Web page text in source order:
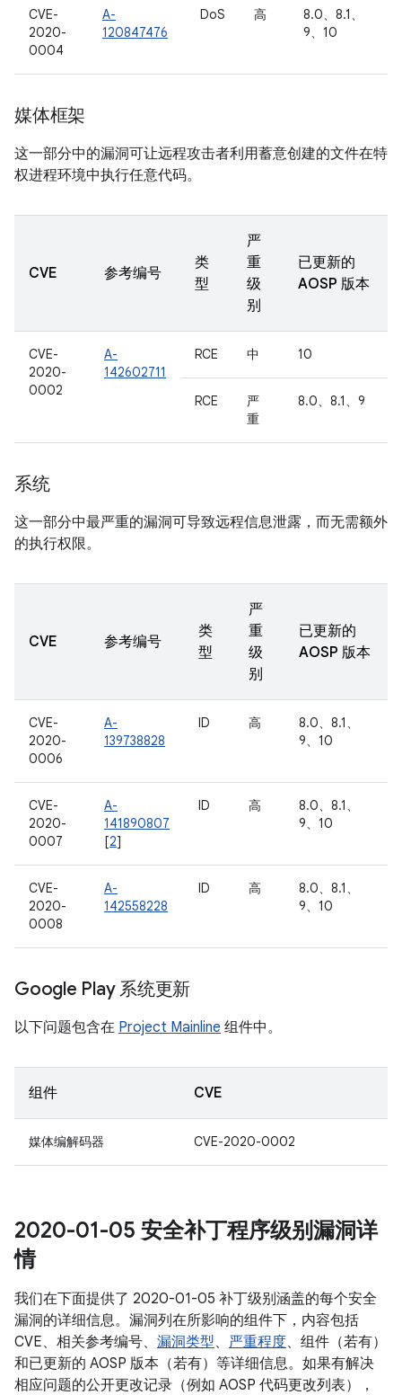
CVE-
2020-
0004
A-
120847476
DoS 高
8.0、8.1、
9、10
媒体框架
这一部分中的漏洞可让远程攻击者利用蓄意创建的文件在特
权进程环境中执行任意代码。
CVE 参考编号
类
型
严
重
级
别
已更新的
AOSP 版本
CVE-
2020-
0002
A-
142602711
RCE 中 10
RCE
严
重
8.0、8.1、9
系统
这一部分中最严重的漏洞可导致远程信息泄露，而无需额外
的执行权限。
CVE 参考编号
类
型
严
重
级
别
已更新的
AOSP 版本
CVE-
2020-
0006
A-
139738828
ID 高
8.0、8.1、
9、10
CVE-
2020-
0007
A-
141890807
[2]
ID 高
8.0、8.1、
9、10
CVE-
2020-
0008
A-
142558228
ID 高
8.0、8.1、
9、10
Google Play 系统更新
以下问题包含在 Project Mainline 组件中。
组件 CVE
媒体编解码器 CVE-2020-0002
2020-01-05 安全补丁程序级别漏洞详
情
我们在下面提供了 2020-01-05 补丁级别涵盖的每个安全
漏洞的详细信息。漏洞列在所影响的组件下，内容包括
CVE、相关参考编号、 漏洞类型、 严重程度、组件（若有）
和已更新的 AOSP 版本（若有）等详细信息。如果有解决
相应问题的公开更改记录（例如 AOSP 代码更改列表），